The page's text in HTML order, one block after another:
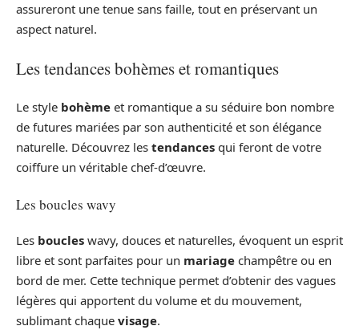
assureront une tenue sans faille, tout en préservant un
aspect naturel.
Les tendances bohèmes et romantiques
Le style bohème et romantique a su séduire bon nombre
de futures mariées par son authenticité et son élégance
naturelle. Découvrez les tendances qui feront de votre
coiffure un véritable chef-d’œuvre.
Les boucles wavy
Les boucles wavy, douces et naturelles, évoquent un esprit
libre et sont parfaites pour un mariage champêtre ou en
bord de mer. Cette technique permet d’obtenir des vagues
légères qui apportent du volume et du mouvement,
sublimant chaque visage.